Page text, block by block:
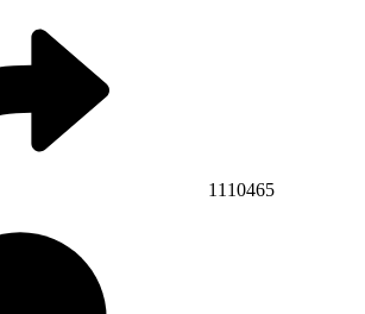
1110465